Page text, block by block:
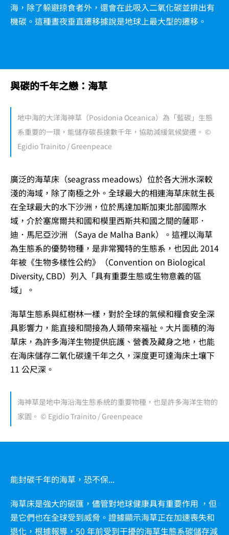
海，除了躲避掠食者外，還會在此吸入二氧化碳並排出有
機碳。這種晝夜垂直遷移據說是地球上最大型的遷移。
與碳的千年之戀：海草
地中海的大洋海神草（Posidonia Oceanica）為「藍碳」生態
系重要的一環，能儲存碳長達數千年，協助減緩氣候變遷。 ©
Egidio Trainito / Greenpeace
廣泛的海草床（seagrass meadows）位於各大洲水深較
淺的海域，除了南極之外。全球最大的相連海草床就生長
在全球最大的水下沙洲，位於馬達加斯加東北部國際水
域，介於塞席爾共和國和模里西斯共和國之間的薩耶．
迪．馬尼亞沙洲 （Saya de Malha Bank）。這裡以海草
為生態系的優勢物種，是非常獨特的生態系，也因此 2014
年被《生物多樣性公約》（Convention on Biological
Diversity, CBD）列入「具有重要生態或生物意義的區
域」。
海草生態系與紅樹林一樣，對於全球的氣候和糧食安全深
具影響力，能直接和間接為人類帶來福祉。大片面積的海
草床，為許多海洋生物提供庇護、營養及藏身之地，也能
在海床儲存二氧化碳達千年之久，深度更可達海床土壤下
11 公尺深。
海神草是地中海沿海生態系統的重要物種，也是許多海洋生物的
家園。 © Egidio Trainito / Greenpeace
能封碳千年的海草，恐不保...
海草床是強大的碳匯，儘管對地球健康具有重要作用 ，但
是它們也在全球受到威脅。證據顯示海草正在加速喪失和
退化，根據報導，50 年前受到干擾的海草生態系碳儲存減